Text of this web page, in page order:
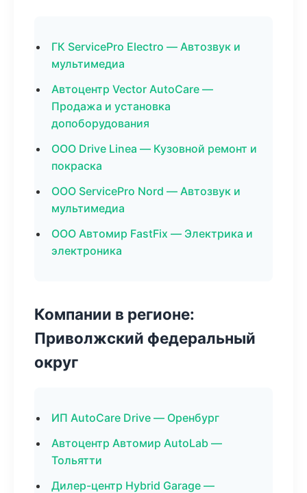
ГК ServicePro Electro — Автозвук и
мультимедиа
Автоцентр Vector AutoCare —
Продажа и установка
допоборудования
ООО Drive Linea — Кузовной ремонт и
покраска
ООО ServicePro Nord — Автозвук и
мультимедиа
ООО Автомир FastFix — Электрика и
электроника
Компании в регионе:
Приволжский федеральный
округ
ИП AutoCare Drive — Оренбург
Автоцентр Автомир AutoLab —
Тольятти
Дилер-центр Hybrid Garage —